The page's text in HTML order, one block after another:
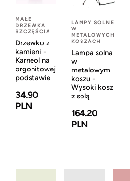
MAŁE
DRZEWKA
SZCZĘŚCIA
Drzewko z
kamieni -
Karneol na
orgonitowej
podstawie
34.90
PLN
LAMPY SOLNE
W
METALOWYCH
KOSZACH
Lampa solna
w
metalowym
koszu -
Wysoki kosz
z solą
164.20
PLN